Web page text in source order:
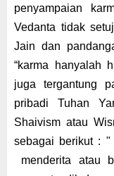
penyampaian
Vedanta tidak
Jain dan
“karma hanyalah
juga tergantung
pribadi Tuhan
Shaivism atau
sebagai berikut :
menderita atau